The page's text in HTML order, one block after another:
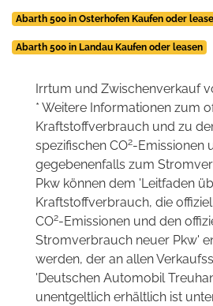
Abarth 500 in Osterhofen Kaufen oder
Abarth 500 in Landau Kaufen oder leasen
Irrtum und Zwischenverkauf
* Weitere Informationen zum
Kraftstoffverbrauch und zu
spezifischen CO2-Emissionen
gegebenenfalls zum
Pkw können dem 'Leitfaden
Kraftstoffverbrauch, die
CO2-Emissionen und den
Stromverbrauch neuer Pkw'
werden, der an allen
'Deutschen Automobil
unentgeltlich erhältlich ist